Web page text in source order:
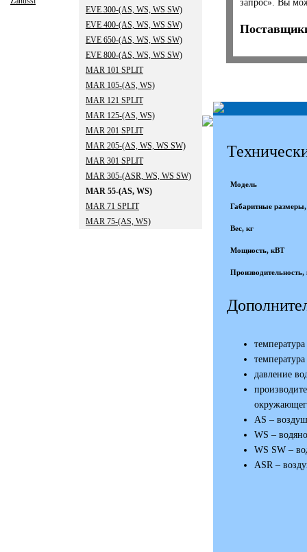
EVE 300-(AS, WS, WS SW)
EVE 400-(AS, WS, WS SW)
EVE 650-(AS, WS, WS SW)
EVE 800-(AS, WS, WS SW)
MAR 101 SPLIT
MAR 105-(AS, WS)
MAR 121 SPLIT
MAR 125-(AS, WS)
MAR 201 SPLIT
MAR 205-(AS, WS, WS SW)
MAR 301 SPLIT
MAR 305-(ASR, WS, WS SW)
MAR 55-(AS, WS)
MAR 71 SPLIT
MAR 75-(AS, WS)
запрос». Вы
Модель
Габаритные
Вес, кг
Мощность, кВТ
Производительность,
давление
AS –
WS –
WS SW –
ASR –